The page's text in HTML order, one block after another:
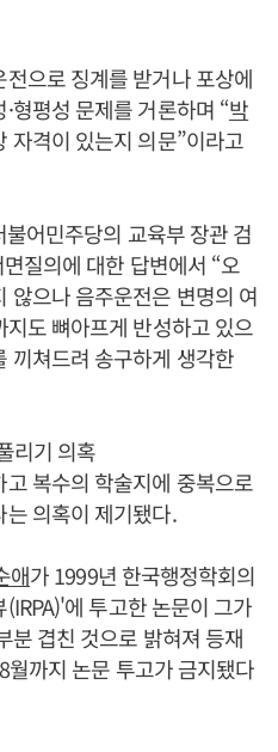
으로 징계를 받거나 포상에
형평성 문제를 거론하며 “박
자격이 있는지 의문”이라고
어민주당의 교육부 장관 검
질의에 대한 답변에서 “오
않으나 음주운전은 변명의 여
도 뼈아프게 반성하고 있으
끼쳐드려 송구하게 생각한
리기 의혹
복수의 학술지에 중복으로
의혹이 제기됐다.
애가 1999년 한국행정학회의
에 투고한 논문이 그가
분 겹친 것으로 밝혀져 등재
까지 논문 투고가 금지됐다